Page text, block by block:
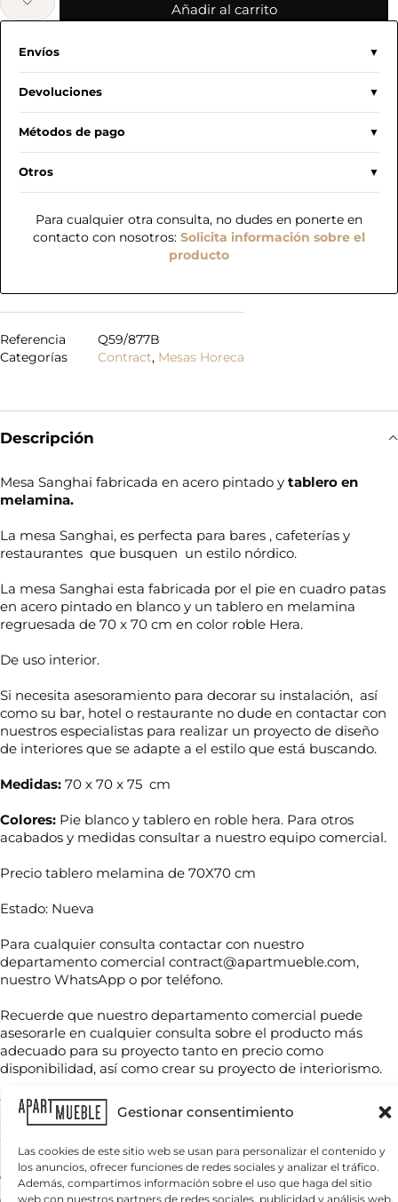
Gestionar consentimiento
Las cookies de este sitio web se usan para personalizar el contenido y
los anuncios, ofrecer funciones de redes sociales y analizar el tráfico.
Además, compartimos información sobre el uso que haga del sitio
web con nuestros partners de redes sociales, publicidad y análisis web,
Añadir al carrito
Envíos
Devoluciones
Métodos de pago
Otros
Para cualquier otra consulta, no dudes en ponerte en
contacto con nosotros: Solicita información sobre el
producto
Referencia
Q59/877B
Categorías
Contract, Mesas Horeca
Descripción
Mesa Sanghai fabricada en acero pintado y tablero en
melamina.
La mesa Sanghai, es perfecta para bares , cafeterías y
restaurantes que busquen un estilo nórdico.
La mesa Sanghai esta fabricada por el pie en cuadro patas
en acero pintado en blanco y un tablero en melamina
regruesada de 70 x 70 cm en color roble Hera.
De uso interior.
Si necesita asesoramiento para decorar su instalación, así
como su bar, hotel o restaurante no dude en contactar con
nuestros especialistas para realizar un proyecto de diseño
de interiores que se adapte a el estilo que está buscando.
Medidas: 70 x 70 x 75 cm
Colores: Pie blanco y tablero en roble hera. Para otros
acabados y medidas consultar a nuestro equipo comercial.
Precio tablero melamina de 70X70 cm
Estado: Nueva
Para cualquier consulta contactar con nuestro
departamento comercial contract@apartmueble.com,
nuestro WhatsApp o por teléfono.
Recuerde que nuestro departamento comercial puede
asesorarle en cualquier consulta sobre el producto más
adecuado para su proyecto tanto en precio como
disponibilidad, así como crear su proyecto de interiorismo.
Tenemos mucha variedad en producto de hostelería tanto
de importación como nacional, por compra unitaria o de
contenedores.
Para grandes cantidades consultar precio final.
*
T
e
é
f
o
n
o
G
P
D
N
o
r
e
*
T
e
l
é
o
n
*
C
o
r
e
o
e
¿
Q